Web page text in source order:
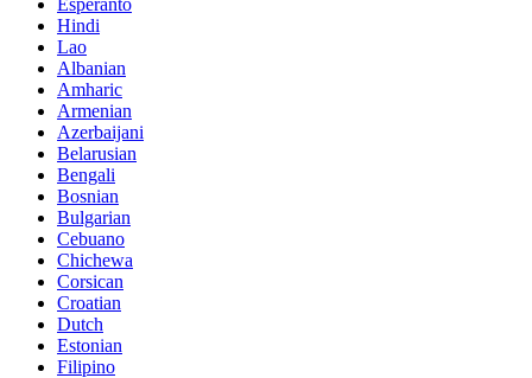
Esperanto
Hindi
Lao
Albanian
Amharic
Armenian
Azerbaijani
Belarusian
Bengali
Bosnian
Bulgarian
Cebuano
Chichewa
Corsican
Croatian
Dutch
Estonian
Filipino